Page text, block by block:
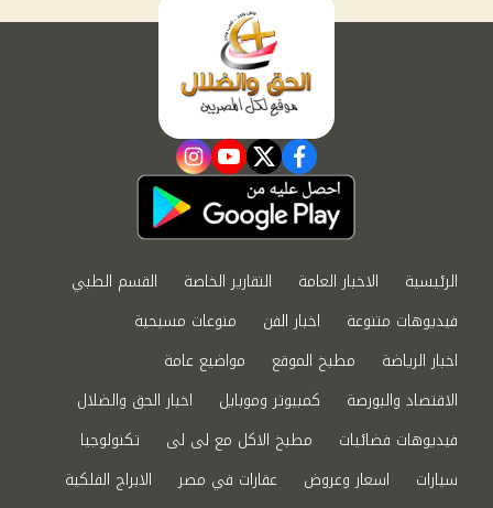
facebook
twitter
youtube
instagram
الرئيسية الاخبار العامة التقارير الخاصة
القسم الطبي
فيديوهات متنوعة
اخبار الفن
منوعات مسيحية
اخبار الرياضة
مطبخ الموقع
مواضيع عامة
الاقتصاد والبورصة
كمبيوتر وموبايل
اخبار الحق والضلال
فيديوهات فضائيات
مطبخ الاكل مع لى لى
تكنولوجيا
سيارات
اسعار وعروض عقارات في مصر
الابراج الفلكية